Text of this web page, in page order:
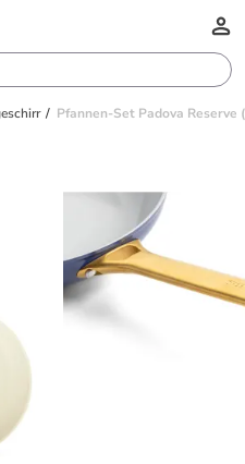
Pfannen-Set Padova Reserve